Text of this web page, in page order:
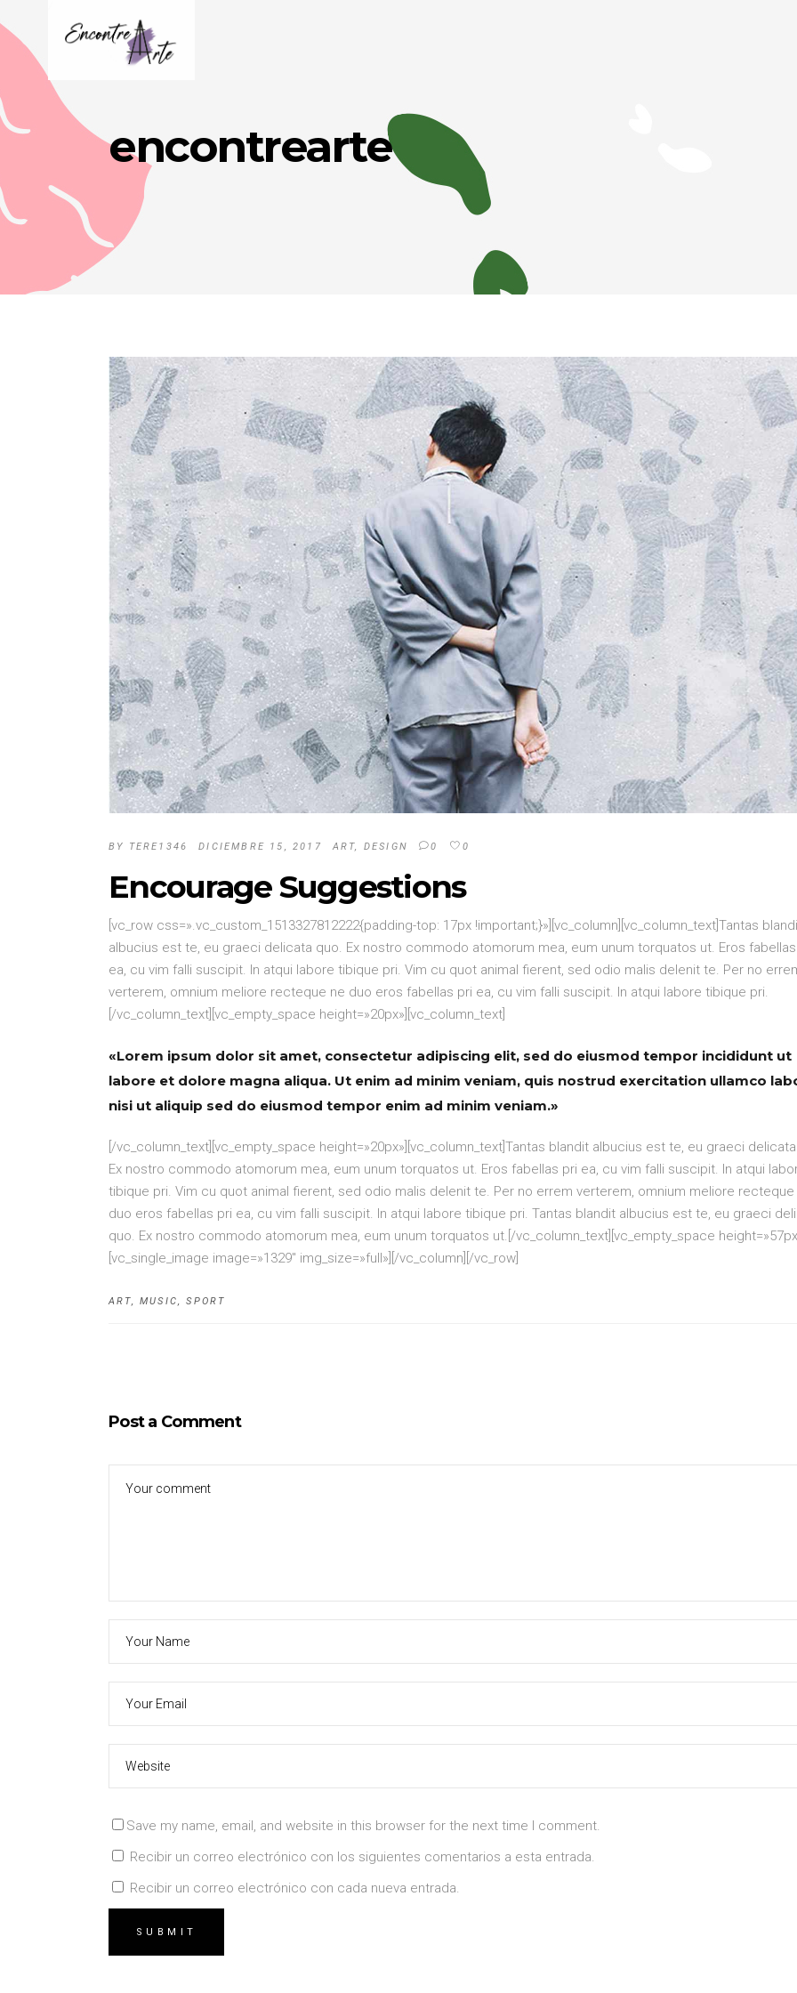
encontrearte
BY TERE1346 DICIEMBRE 15, 2017 ART, DESIGN 0 0
Encourage Suggestions
[vc_row css=».vc_custom_1513327812222{padding-top: 17px !important;}»][vc_column][vc_column_text]Tantas
albucius est te, eu graeci delicata quo. Ex nostro commodo atomorum mea, eum unum torquatos ut. Eros
ea, cu vim falli suscipit. In atqui labore tibique pri. Vim cu quot animal fierent, sed odio malis delenit te. Per no
verterem, omnium meliore recteque ne duo eros fabellas pri ea, cu vim falli suscipit. In atqui labore tibique pri.
[/vc_column_text][vc_empty_space height=»20px»][vc_column_text]
«Lorem ipsum dolor sit amet, consectetur adipiscing elit, sed do eiusmod tempor incididunt ut
labore et dolore magna aliqua. Ut enim ad minim veniam, quis nostrud exercitation ullamco
nisi ut aliquip sed do eiusmod tempor enim ad minim veniam.»
[/vc_column_text][vc_empty_space height=»20px»][vc_column_text]Tantas blandit albucius est te, eu graeci
Ex nostro commodo atomorum mea, eum unum torquatos ut. Eros fabellas pri ea, cu vim falli suscipit. In atqui
tibique pri. Vim cu quot animal fierent, sed odio malis delenit te. Per no errem verterem, omnium meliore recteque
duo eros fabellas pri ea, cu vim falli suscipit. In atqui labore tibique pri. Tantas blandit albucius est te, eu graeci
quo. Ex nostro commodo atomorum mea, eum unum torquatos ut.[/vc_column_text][vc_empty_space
[vc_single_image image=»1329″ img_size=»full»][/vc_column][/vc_row]
ART,MUSIC,SPORT
Post a Comment
Save my name, email, and website in this browser for the next time I comment.
Recibir un correo electrónico con los siguientes comentarios a esta entrada.
Recibir un correo electrónico con cada nueva entrada.